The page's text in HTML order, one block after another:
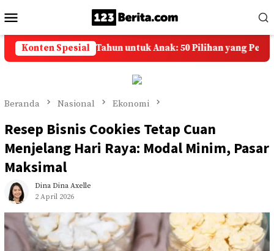
ke
kontenMobile
Konten Spesial
Ulang Tahun untuk Anak: 50 Pilihan yang Penuh Doa
Beranda Nasional Ekonomi
Resep Bisnis Cookies Tetap Cuan
Menjelang Hari Raya: Modal Minim, Pasar
Maksimal
Dina Dina Axelle
2 April 2026